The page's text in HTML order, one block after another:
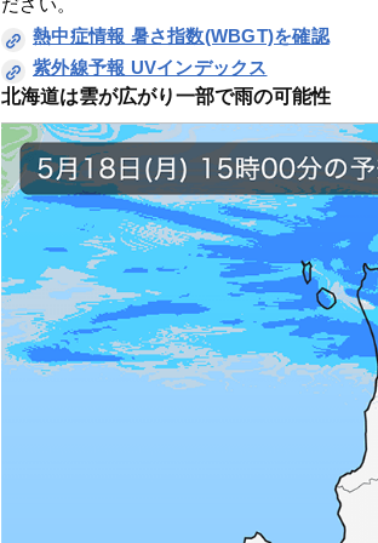
ださい。
熱中症情報 暑さ指数(WBGT)を確認
紫外線予報 UVインデックス
北海道は雲が広がり一部で雨の可能性